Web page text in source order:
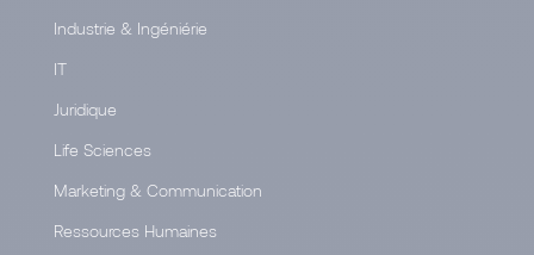
Industrie & Ingéniérie
IT
Juridique
Life Sciences
Marketing & Communication
Ressources Humaines